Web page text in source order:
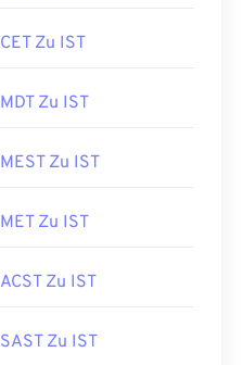
CET Zu IST
MDT Zu IST
MEST Zu IST
MET Zu IST
ACST Zu IST
SAST Zu IST